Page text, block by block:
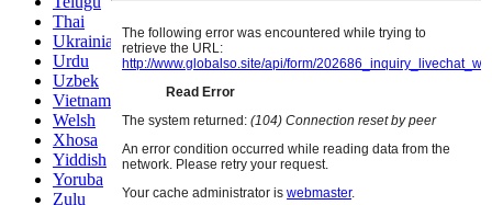
Thai
Ukrainian
Urdu
Uzbek
Vietnamese
Welsh
Xhosa
Yiddish
Yoruba
Zulu